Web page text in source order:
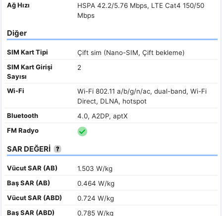
Ağ Hızı
HSPA 42.2/5.76 Mbps, LTE Cat4 150/50
Mbps
Diğer
SIM Kart Tipi
Çift sim (Nano-SIM, Çift bekleme)
SIM Kart Girişi
Sayısı
2
Wi-Fi
Wi-Fi 802.11 a/b/g/n/ac, dual-band, Wi-Fi
Direct, DLNA, hotspot
Bluetooth
4.0, A2DP, aptX
FM Radyo
SAR DEĞERİ
Vücut SAR (AB)
1.503 W/kg
Baş SAR (AB)
0.464 W/kg
Vücut SAR (ABD)
0.724 W/kg
Baş SAR (ABD)
0.785 W/kg